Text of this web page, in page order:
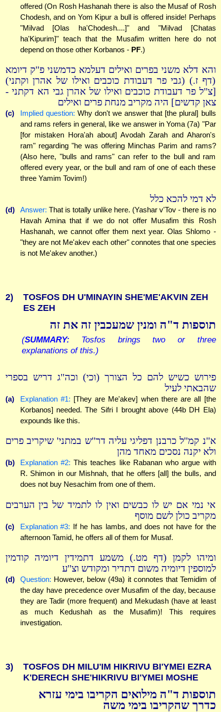
offered (On Rosh Hashanah there is also the Musaf of Rosh
Chodesh, and on Yom Kipur a bull is offered inside! Perhaps
"Milvad [Olas ha'Chodesh....]" and "Milvad [Chatas
ha'Kipurim]" teach that the Musafim written here do not
depend on those other Korbanos - PF.)
והא דלא משני בפרים ואילים דעלמא כדמשני פ''ק דיומא
(דף ז.) (גבי פר דעבודת כוכבים ואילו של אהרן וקתני)
[צ"ל פר דעבודת כוכבים ואילו של אהרן גבי הא דקתני -
צאן קדשים] היה מקריב מנחת פרים ואילים
(c) Implied question: Why don't we answer that [the plural] bulls
and rams refers in general, like we answer in Yoma (7a) "Par
[for mistaken Hora'ah about] Avodah Zarah and Aharon's
ram" regarding "he was offering Minchas Parim and rams?
(Also here, "bulls and rams" can refer to the bull and ram
offered every year, or the bull and ram of one of each these
three Yamim Tovim!)
לא דמי להכא כלל
(d) Answer: That is totally unlike here. (Yashar v'Tov - there is no
Havah Amina that if we do not offer Musafim this Rosh
Hashanah, we cannot offer them next year. Olas Shlomo -
"they are not Me'akev each other" connotes that one species
is not Me'akev another.)
2)
TOSFOS DH U'MINAYIN SHE'ME'AKVIN ZEH
ES ZEH
תוספות ד"ה ומנין שמעכבין זה את זה
(SUMMARY: Tosfos brings two or three
explanations of this.)
פירוש כשיש להם כל הצורך (וכי) וכה''ג דריש בספרי
שהבאתי לעיל
(a) Explanation #1: [They are Me'akev] when there are all [the
Korbanos] needed. The Sifri I brought above (44b DH Ela)
expounds like this.
א''נ קמ''ל כרבנן דפליגי עליה דר''ש במתני' שיקריב פרים
ולא יקנה נסכים מאחד מהן
(b) Explanation #2: This teaches like Rabanan who argue with
R. Shimon in our Mishnah, that he offers [all] the bulls, and
does not buy Nesachim from one of them.
אי נמי אם יש לו כבשים ואין לו לתמיד של בין הערבים
מקריב כולן לשם מוסף
(c) Explanation #3: If he has lambs, and does not have for the
afternoon Tamid, he offers all of them for Musaf.
ומיהו לקמן (דף מט.) משמע דתמידין דיומיה קודמין
למוספין דיומיה משום דתדיר ומקודש וצ''ע
(d) Question: However, below (49a) it connotes that Temidim of
the day have precedence over Musafim of the day, because
they are Tadir (more frequent) and Mekudash (have at least
as much Kedushah as the Musafim)! This requires
investigation.
3)
TOSFOS DH MILU'IM HIKRIVU BI'YMEI EZRA
K'DERECH SHE'HIKRIVU BI'YMEI MOSHE
תוספות ד"ה מילואים הקריבו בימי עזרא
כדרך שהקריבו בימי משה